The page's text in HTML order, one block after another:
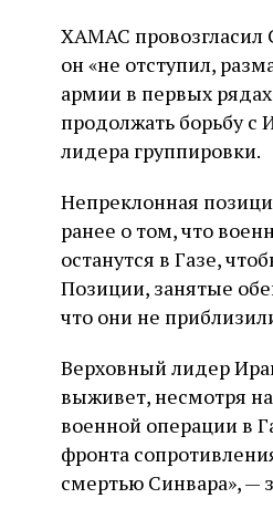
ХАМАС провозгласил
он «не отступил,
армии в первых
продолжать борьбу с
лидера группировки.
Непреклонная
ранее о том, что
останутся в Газе,
Позиции, занятые
что они не
Верховный лидер
выживет, несмотря
военной операции в
фронта
смертью Синвара», —